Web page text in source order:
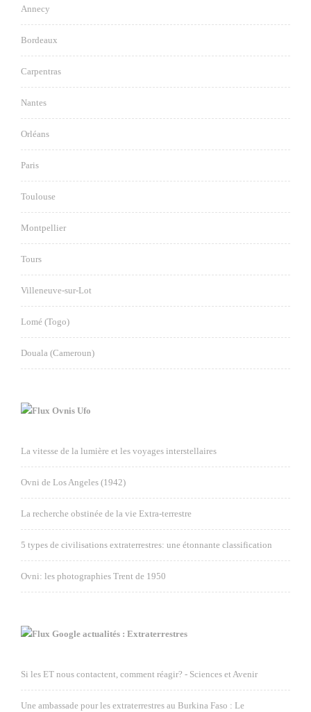
Annecy
Bordeaux
Carpentras
Nantes
Orléans
Paris
Toulouse
Montpellier
Tours
Villeneuve-sur-Lot
Lomé (Togo)
Douala (Cameroun)
Ovnis Ufo
La vitesse de la lumière et les voyages interstellaires
Ovni de Los Angeles (1942)
La recherche obstinée de la vie Extra-terrestre
5 types de civilisations extraterrestres: une étonnante classification
Ovni: les photographies Trent de 1950
Google actualités : Extraterrestres
Si les ET nous contactent, comment réagir? - Sciences et Avenir
Une ambassade pour les extraterrestres au Burkina Faso : Le